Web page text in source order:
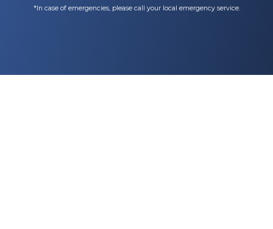
*In case of emergencies, please call your local emergency service.